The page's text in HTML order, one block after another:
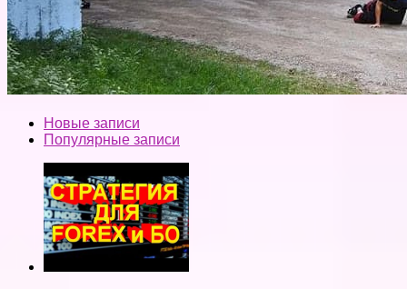
Новые записи
Популярные записи